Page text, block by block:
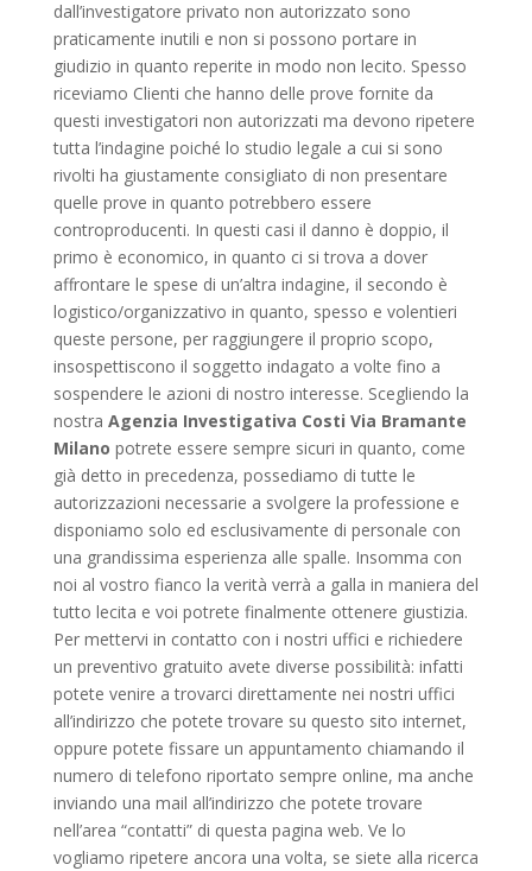
dall’investigatore privato non autorizzato sono
praticamente inutili e non si possono portare in
giudizio in quanto reperite in modo non lecito. Spesso
riceviamo Clienti che hanno delle prove fornite da
questi investigatori non autorizzati ma devono ripetere
tutta l’indagine poiché lo studio legale a cui si sono
rivolti ha giustamente consigliato di non presentare
quelle prove in quanto potrebbero essere
controproducenti. In questi casi il danno è doppio, il
primo è economico, in quanto ci si trova a dover
affrontare le spese di un’altra indagine, il secondo è
logistico/organizzativo in quanto, spesso e volentieri
queste persone, per raggiungere il proprio scopo,
insospettiscono il soggetto indagato a volte fino a
sospendere le azioni di nostro interesse. Scegliendo la
nostra Agenzia Investigativa Costi Via Bramante
Milano potrete essere sempre sicuri in quanto, come
già detto in precedenza, possediamo di tutte le
autorizzazioni necessarie a svolgere la professione e
disponiamo solo ed esclusivamente di personale con
una grandissima esperienza alle spalle. Insomma con
noi al vostro fianco la verità verrà a galla in maniera del
tutto lecita e voi potrete finalmente ottenere giustizia.
Per mettervi in contatto con i nostri uffici e richiedere
un preventivo gratuito avete diverse possibilità: infatti
potete venire a trovarci direttamente nei nostri uffici
all’indirizzo che potete trovare su questo sito internet,
oppure potete fissare un appuntamento chiamando il
numero di telefono riportato sempre online, ma anche
inviando una mail all’indirizzo che potete trovare
nell’area “contatti” di questa pagina web. Ve lo
vogliamo ripetere ancora una volta, se siete alla ricerca